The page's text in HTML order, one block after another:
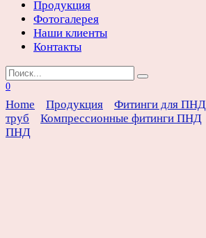
Продукция
Фотогалерея
Наши клиенты
Контакты
Search
for:
0
Home Продукция
Фитинги для ПНД
труб
Компрессионные фитинги ПНД
ПНД